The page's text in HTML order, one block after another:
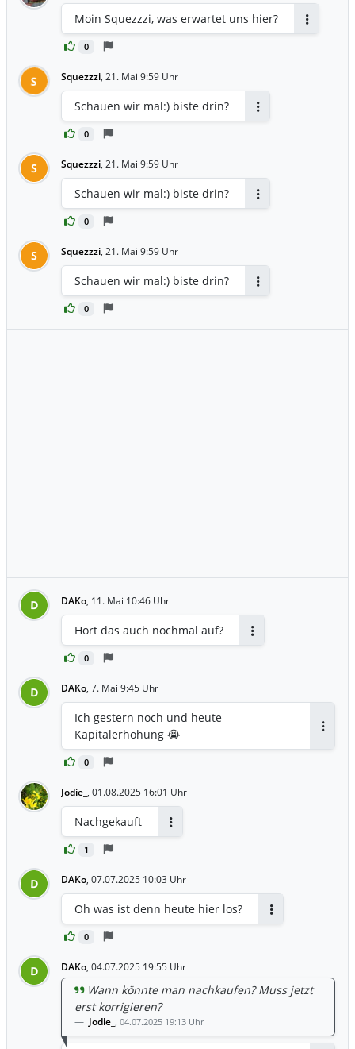
0
Moin Squezzzi, was erwartet uns hier?
S Squezzzi, 21. Mai 9:59 Uhr
0
Schauen wir mal:) biste drin?
S Squezzzi, 21. Mai 9:59 Uhr
0
Schauen wir mal:) biste drin?
S Squezzzi, 21. Mai 9:59 Uhr
0
Schauen wir mal:) biste drin?
D DAKo, 11. Mai 10:46 Uhr
0
Hört das auch nochmal auf?
D DAKo, 7. Mai 9:45 Uhr
0
Ich gestern noch und heute
Kapitalerhöhung 😭
Jodie_ , 01.08.2025 16:01 Uhr
1
Nachgekauft
D DAKo, 07.07.2025 10:03 Uhr
0
Oh was ist denn heute hier los?
D DAKo, 04.07.2025 19:55 Uhr
Wann könnte man nachkaufen? Muss jetzt
erst korrigieren?
Jodie_ , 04.07.2025 19:13 Uhr